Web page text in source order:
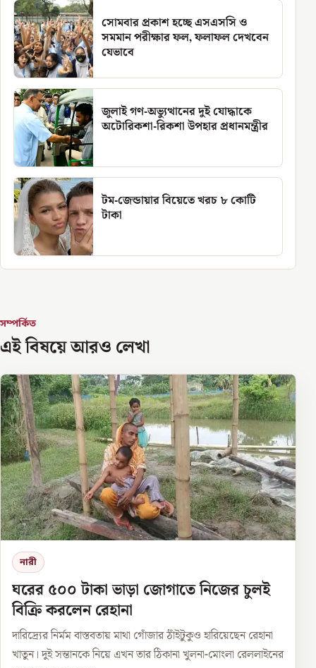
সোমবার প্রকাশ হচ্ছে এসএসসি ও
সমমান পরীক্ষার ফল, ফলাফল দেখবেন
যেভাবে
জুলাই গণ-অভ্যুত্থানের দুই যোদ্ধাকে
অটোরিকশা-রিকশা উপহার প্রধানমন্ত্রীর
টম-জেন্ডায়ার বিয়েতে খরচ ৮ কোটি
টাকা
সম্পর্কিত
এই বিষয়ে আরও লেখা
নারী
ঘরের ৫০০ টাকা ভাড়া জোগাতে নিজের চুলই
বিক্রি করলেন রেহানা
দারিদ্র্যের নির্মম বাস্তবতায় মাথা গোঁজার ঠাঁইটুকুও হারিয়েছেন রেহানা
খাতুন। দুই সন্তানকে নিয়ে এখন তার ঠিকানা খুলনা-মোংলা রেললাইনের